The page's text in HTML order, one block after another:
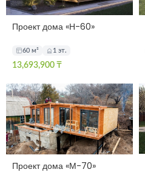
Проект дома «Н-60»
60 м² 1 эт.
13,693,900 ₸
Проект дома «М-70»